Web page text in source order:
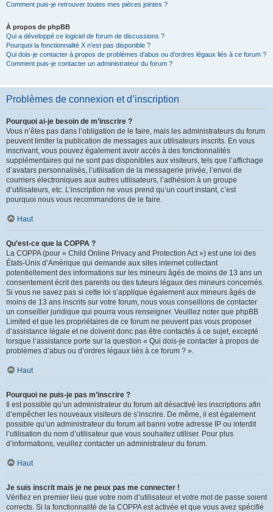
Comment puis-je retrouver toutes mes pièces jointes ?
À propos de phpBB
Qui a développé ce logiciel de forum de discussions ?
Pourquoi la fonctionnalité X n’est pas disponible ?
Qui dois-je contacter à propos de problèmes d’abus ou d’ordres légaux liés à ce forum ?
Comment puis-je contacter un administrateur du forum ?
Problèmes de connexion et d’inscription
Pourquoi ai-je besoin de m’inscrire ?
Vous n’êtes pas dans l’obligation de le faire, mais les administrateurs du forum
peuvent limiter la publication de messages aux utilisateurs inscrits. En vous
inscrivant, vous pouvez également avoir accès à des fonctionnalités
supplémentaires qui ne sont pas disponibles aux visiteurs, tels que l’affichage
d’avatars personnalisés, l’utilisation de la messagerie privée, l’envoi de
courriers électroniques aux autres utilisateurs, l’adhésion à un groupe
d’utilisateurs, etc. L’inscription ne vous prend qu’un court instant, c’est
pourquoi nous vous recommandons de le faire.
Haut
Qu’est-ce que la COPPA ?
La COPPA (pour « Child Online Privacy and Protection Act ») est une loi des
États-Unis d’Amérique qui demande aux sites internet collectant
potentiellement des informations sur les mineurs âgés de moins de 13 ans un
consentement écrit des parents ou des tuteurs légaux des mineurs concernés.
Si vous ne savez pas si cette loi s’applique également aux mineurs âgés de
moins de 13 ans inscrits sur votre forum, nous vous conseillons de contacter
un conseiller juridique qui pourra vous renseigner. Veuillez noter que phpBB
Limited et que les propriétaires de ce forum ne peuvent pas vous proposer
d’assistance légale et ne doivent donc pas être contactés à ce sujet, excepté
lorsque l’assistance porte sur la question « Qui dois-je contacter à propos de
problèmes d’abus ou d’ordres légaux liés à ce forum ? ».
Haut
Pourquoi ne puis-je pas m’inscrire ?
Il est possible qu’un administrateur du forum ait désactivé les inscriptions afin
d’empêcher les nouveaux visiteurs de s’inscrire. De même, il est également
possible qu’un administrateur du forum ait banni votre adresse IP ou interdit
l’utilisation du nom d’utilisateur que vous souhaitez utiliser. Pour plus
d’informations, veuillez contacter un administrateur du forum.
Haut
Je suis inscrit mais je ne peux pas me connecter !
Vérifiez en premier lieu que votre nom d’utilisateur et votre mot de passe soient
corrects. Si la fonctionnalité de la COPPA est activée et que vous avez spécifié